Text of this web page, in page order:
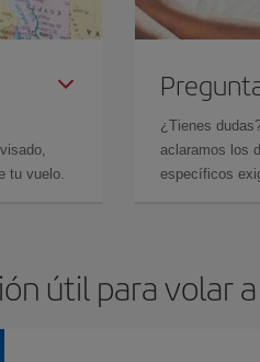
tu vuelo.
¿Tienes
aclaramos los
específicos
útil para volar